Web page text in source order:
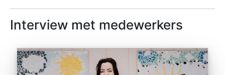
Interview met medewerkers